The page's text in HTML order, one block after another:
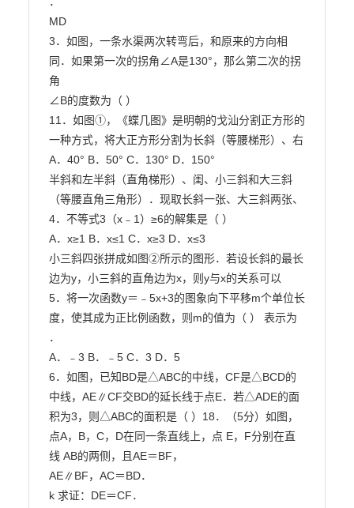
MD
3．如图，一条水渠两次转弯后，和原来的方向相
同．如果第一次的拐角∠A是130°，那么第二次的拐
角
∠B的度数为（ ）
11．如图①，《蝶几图》是明朝的戈汕分割正方形的
一种方式，将大正方形分割为长斜（等腰梯形）、右
A．40° B．50° C．130° D．150°
半斜和左半斜（直角梯形）、闺、小三斜和大三斜
（等腰直角三角形）．现取长斜一张、大三斜两张、
4．不等式3（x﹣1）≥6的解集是（ ）
A．x≥1 B．x≤1 C．x≥3 D．x≤3
小三斜四张拼成如图②所示的图形．若设长斜的最长
边为y，小三斜的直角边为x，则y与x的关系可以
5．将一次函数y＝﹣5x+3的图象向下平移m个单位长
度，使其成为正比例函数，则m的值为（ ） 表示为
．
A．﹣3 B．﹣5 C．3 D．5
6．如图，已知BD是△ABC的中线，CF是△BCD的
中线，AE∥CF交BD的延长线于点E．若△ADE的面
积为3，则△ABC的面积是（ ）18．（5分）如图，
点A，B，C，D在同一条直线上，点 E，F分别在直
线 AB的两侧，且AE＝BF，
AE∥BF，AC＝BD．
k 求证：DE＝CF．